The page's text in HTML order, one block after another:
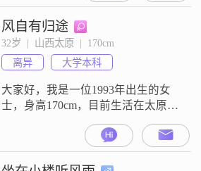
人，平时性格幽默风趣，也比较自
信果断。我属于外向健谈的类型，
责任感强，平时心态乐观积极。在
与人相处时，我表现得耐心包容，
性格成熟稳重，随和易相处，并且
真诚可靠。我希望在这里遇到合适
风自有归途
32岁  |  山西太原  |  170cm
离异
大学本科
大家好，我是一位1993年出生的女
士，身高170cm，目前生活在太原。
的公司工作，月收入在3001到5000
元之间。我性格开朗，总是爱笑，
我觉得笑容能给周围的人带来温暖